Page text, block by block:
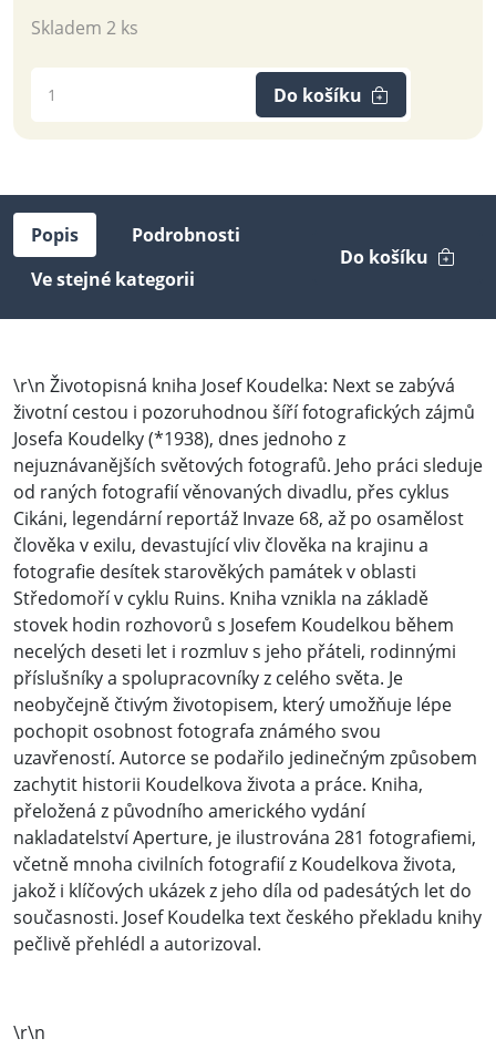
Skladem 2 ks
Do košíku
Popis
Podrobnosti
Ve stejné kategorii
Do košíku
\r\n Životopisná kniha Josef Koudelka: Next se zabývá
životní cestou i pozoruhodnou šíří fotografických zájmů
Josefa Koudelky (*1938), dnes jednoho z
nejuznávanějších světových fotografů. Jeho práci sleduje
od raných fotografií věnovaných divadlu, přes cyklus
Cikáni, legendární reportáž Invaze 68, až po osamělost
člověka v exilu, devastující vliv člověka na krajinu a
fotografie desítek starověkých památek v oblasti
Středomoří v cyklu Ruins. Kniha vznikla na základě
stovek hodin rozhovorů s Josefem Koudelkou během
necelých deseti let i rozmluv s jeho přáteli, rodinnými
příslušníky a spolupracovníky z celého světa. Je
neobyčejně čtivým životopisem, který umožňuje lépe
pochopit osobnost fotografa známého svou
uzavřeností. Autorce se podařilo jedinečným způsobem
zachytit historii Koudelkova života a práce. Kniha,
přeložená z původního amerického vydání
nakladatelství Aperture, je ilustrována 281 fotografiemi,
včetně mnoha civilních fotografií z Koudelkova života,
jakož i klíčových ukázek z jeho díla od padesátých let do
současnosti. Josef Koudelka text českého překladu knihy
pečlivě přehlédl a autorizoval.
\r\n